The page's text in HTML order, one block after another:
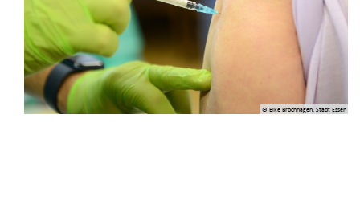
© Elke Brochhagen, Stadt Essen